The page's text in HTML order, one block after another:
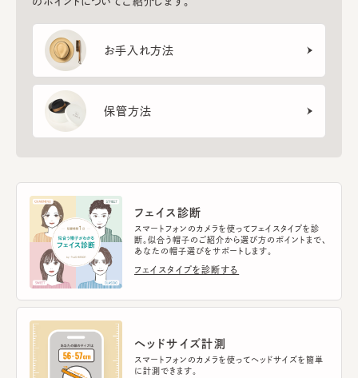
お手入れ方法
保管方法
フェイス診断
スマートフォンのカメラを使ってフェイスタイプを診
断。似合う帽子のご紹介から選び方のポイントまで、
あなたの帽子選びをサポートします。
フェイスタイプを診断する
ヘッドサイズ計測
スマートフォンのカメラを使ってヘッドサイズを簡単
に計測できます。